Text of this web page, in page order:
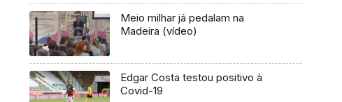
Meio milhar já pedalam na
Madeira (vídeo)
Edgar Costa testou positivo à
Covid-19